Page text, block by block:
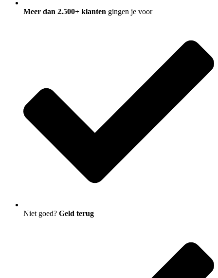
Meer dan 2.500+ klanten gingen je voor
Niet goed? Geld terug